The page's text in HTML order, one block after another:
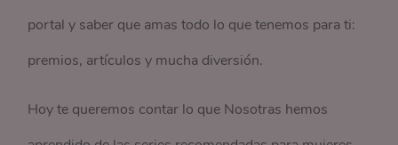
portal y saber que amas todo lo que tenemos para ti:
premios, artículos y mucha diversión.
Hoy te queremos contar lo que Nosotras hemos